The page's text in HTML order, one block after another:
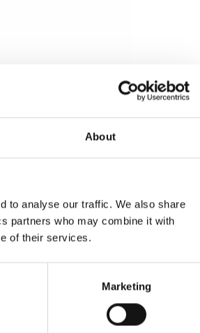
About
to analyse our traffic. We also share
partners who may combine it with
of their services.
Marketing
kommer bjudas på en
på plats.